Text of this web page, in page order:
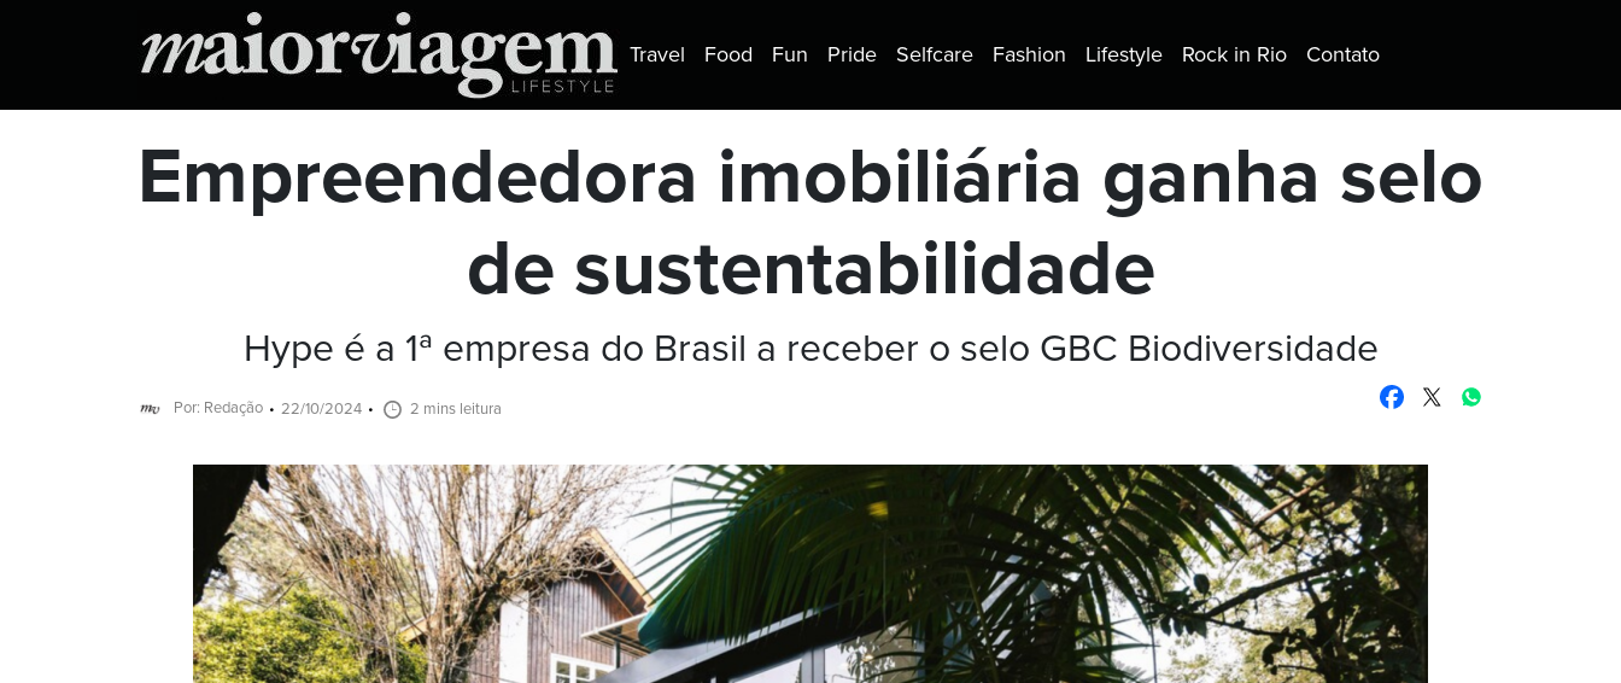
Travel Food Fun Pride Selfcare Fashion Lifestyle Rock in Rio Contato
Empreendedora imobiliária ganha selo
de sustentabilidade
Hype é a 1ª empresa do Brasil a receber o selo GBC Biodiversidade
Por: Redação 22/10/2024 2 mins leitura